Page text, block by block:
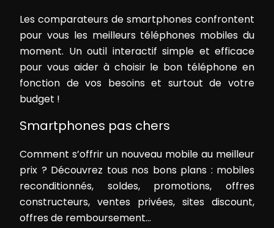
Les comparateurs de smartphones confrontent
pour vous les meilleurs téléphones mobiles du
moment. Un outil interactif simple et efficace
pour vous aider à choisir le bon téléphone en
fonction de vos besoins et surtout de votre
budget !
Smartphones pas chers
Comment s’offrir un nouveau mobile au meilleur
prix ? Découvrez tous nos bons plans : mobiles
reconditionnés, soldes, promotions, offres
constructeurs, ventes privées, sites discount,
offres de remboursement…